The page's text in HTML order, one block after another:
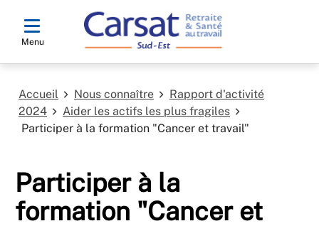
Menu
Accueil Nous connaître
Rapport d'activité
2024
Aider les actifs les plus fragiles
Participer à la formation "Cancer et travail"
Participer à la
formation "Cancer et